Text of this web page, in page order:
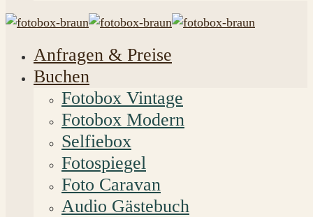
Anfragen & Preise
Buchen
Fotobox Vintage
Fotobox Modern
Selfiebox
Fotospiegel
Foto Caravan
Audio Gästebuch